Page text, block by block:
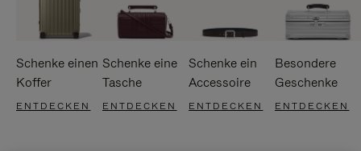
Schenke einen
Koffer
ENTDECKEN
Schenke eine
Tasche
ENTDECKEN
Schenke ein
Accessoire
ENTDECKEN
Besondere
Geschenke
ENTDECKEN